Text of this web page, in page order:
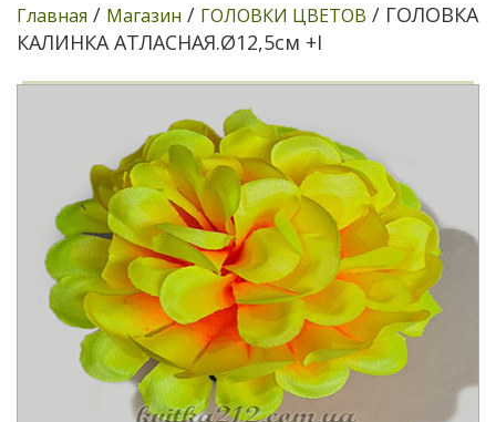
Главная / Магазин / ГОЛОВКИ ЦВЕТОВ / ГОЛОВКА
КАЛИНКА АТЛАСНАЯ.Ø12,5см +І